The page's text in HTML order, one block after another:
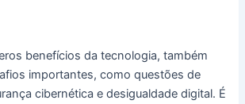
benefícios da tecnologia, também
importantes, como questões de
cibernética e desigualdade digital. É